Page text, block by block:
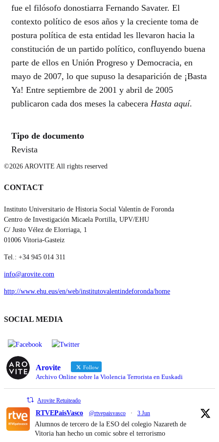
fue el filósofo donostiarra Fernando Savater. El
contexto político de esos años y la creciente toma de
postura política de esta entidad les llevaron hacia la
constitución de un partido político, confluyendo buena
parte de ellos en Unión Progreso y Democracia, en
mayo de 2007, lo que supuso la desaparición de ¡Basta
Ya! Entre septiembre de 2001 y abril de 2005
publicaron cada dos meses la cabecera Hasta aquí.
Tipo de documento
Revista
©2026 AROVITE All rights reserved
CONTACT
Instituto Universitario de Historia Social Valentín de Foronda
Centro de Investigación Micaela Portilla, UPV/EHU
C/ Justo Vélez de Elorriaga, 1
01006 Vitoria-Gasteiz
Tel.: +34 945 014 311
info@arovite.com
http://www.ehu.eus/en/web/institutovalentindeforonda/home
SOCIAL MEDIA
Arovite Follow
Archivo Online sobre la Violencia Terrorista en Euskadi
Arovite Retuiteado
RTVEPaisVasco @rtvepaisvasco · 3 Jun
Alumnos de tercero de la ESO del colegio Nazareth de
Vitoria han hecho un comic sobre el terrorismo